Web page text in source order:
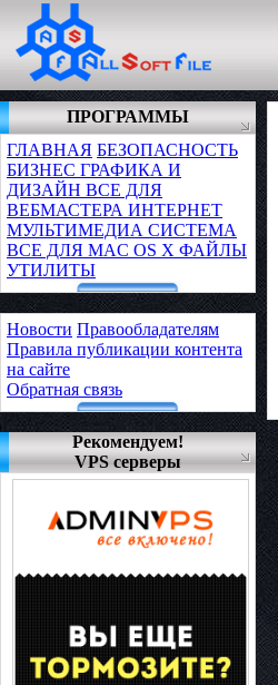
ПРОГРАММЫ
ГЛАВНАЯ БЕЗОПАСНОСТЬ
БИЗНЕС ГРАФИКА И
ДИЗАЙН ВСЕ ДЛЯ
ВЕБМАСТЕРА ИНТЕРНЕТ
МУЛЬТИМЕДИА СИСТЕМА
ВСЕ ДЛЯ MAC OS X ФАЙЛЫ
УТИЛИТЫ
Новости Правообладателям
Правила публикации контента
на сайте
Обратная связь
Рекомендуем!
VPS серверы